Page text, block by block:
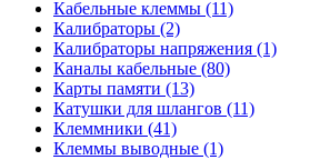
Кабельные клеммы (11)
Калибраторы (2)
Калибраторы напряжения (1)
Каналы кабельные (80)
Карты памяти (13)
Катушки для шлангов (11)
Клеммники (41)
Клеммы выводные (1)